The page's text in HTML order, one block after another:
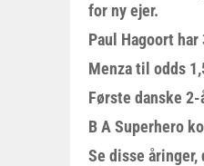
for ny ejer.
Paul Hagoort
Menza til odds
Første danske
B A Superhero
Se disse